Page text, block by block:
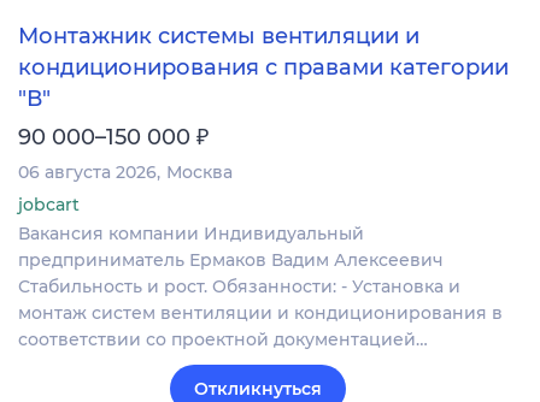
Монтажник системы вентиляции и
кондиционирования с правами категории
"В"
90 000–150 000 ₽
06 августа 2026 Москва
jobcart
Вакансия компании Индивидуальный
предприниматель Ермаков Вадим Алексеевич
Стабильность и рост. Обязанности: - Установка и
монтаж систем вентиляции и кондиционирования в
соответствии со проектной документацией…
Откликнуться